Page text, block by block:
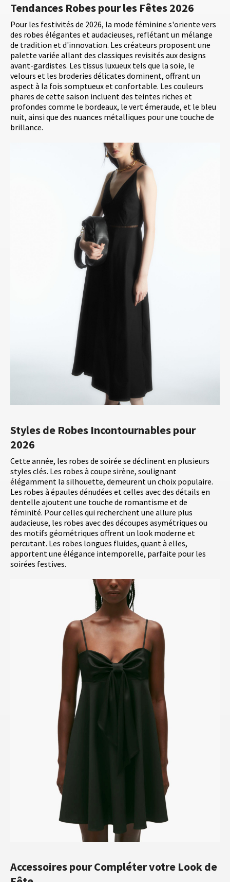
Tendances Robes pour les Fêtes 2026
Pour les festivités de 2026, la mode féminine s'oriente vers
des robes élégantes et audacieuses, reflétant un mélange
de tradition et d'innovation. Les créateurs proposent une
palette variée allant des classiques revisités aux designs
avant-gardistes. Les tissus luxueux tels que la soie, le
velours et les broderies délicates dominent, offrant un
aspect à la fois somptueux et confortable. Les couleurs
phares de cette saison incluent des teintes riches et
profondes comme le bordeaux, le vert émeraude, et le bleu
nuit, ainsi que des nuances métalliques pour une touche de
brillance.
Styles de Robes Incontournables pour
2026
Cette année, les robes de soirée se déclinent en plusieurs
styles clés. Les robes à coupe sirène, soulignant
élégamment la silhouette, demeurent un choix populaire.
Les robes à épaules dénudées et celles avec des détails en
dentelle ajoutent une touche de romantisme et de
féminité. Pour celles qui recherchent une allure plus
audacieuse, les robes avec des découpes asymétriques ou
des motifs géométriques offrent un look moderne et
percutant. Les robes longues fluides, quant à elles,
apportent une élégance intemporelle, parfaite pour les
soirées festives.
Accessoires pour Compléter votre Look de